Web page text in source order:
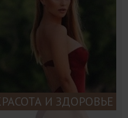
И ЗДОРОВЬЕ